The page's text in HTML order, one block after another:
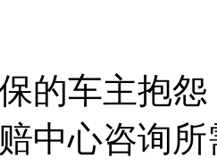
的车主抱
中心咨询